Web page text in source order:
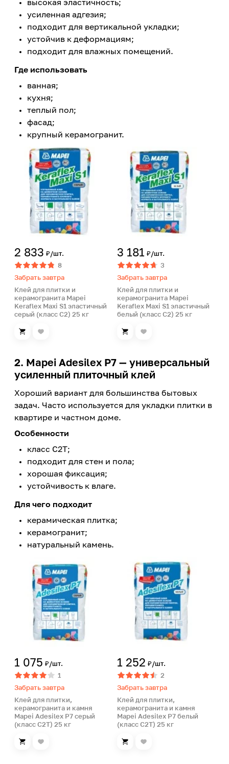
высокая эластичность;
усиленная адгезия;
подходит для вертикальной укладки;
устойчив к деформациям;
подходит для влажных помещений.
Где использовать
ванная;
кухня;
теплый пол;
фасад;
крупный керамогранит.
2 833 ₽/шт.
8
Забрать завтра
Клей для плитки и
керамогранита Mapei
Keraflex Maxi S1 эластичный
серый (класс С2) 25 кг
3 181 ₽/шт.
3
Забрать завтра
Клей для плитки и
керамогранита Mapei
Keraflex Maxi S1 эластичный
белый (класс С2) 25 кг
2. Mapei Adesilex P7 — универсальный
усиленный плиточный клей
Хороший вариант для большинства бытовых
задач. Часто используется для укладки плитки в
квартире и частном доме.
Особенности
класс C2T;
подходит для стен и пола;
хорошая фиксация;
устойчивость к влаге.
Для чего подходит
керамическая плитка;
керамогранит;
натуральный камень.
1 075 ₽/шт.
1
Забрать завтра
Клей для плитки,
керамогранита и камня
Mapei Adesilex P7 серый
(класс С2Т) 25 кг
1 252 ₽/шт.
2
Забрать завтра
Клей для плитки,
керамогранита и камня
Mapei Adesilex P7 белый
(класс С2Т) 25 кг